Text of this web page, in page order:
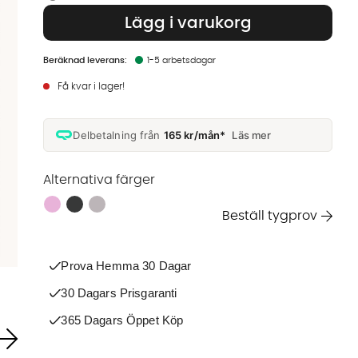
Lägg i varukorg
Delbetalning från 165 kr/mån* Läs mer
1-5 arbetsdagar
Få kvar i lager!
Alternativa färger
Finns även i dessa färger:
Beställ tygprov
Prova Hemma 30 Dagar
30 Dagars Prisgaranti
365 Dagars Öppet Köp